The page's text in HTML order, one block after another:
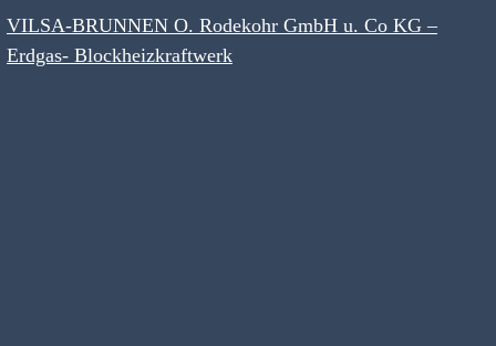
VILSA-BRUNNEN O. Rodekohr GmbH u. Co KG –
Erdgas- Blockheizkraftwerk